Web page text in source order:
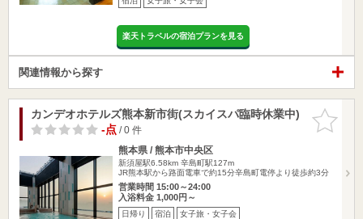
楽天トラベルの宿泊プランを見る
関連情報から探す
お気に入
りに追加
カンデオホテルズ熊本新市街(スカイスパ臨時休業中)
-点/ 0 件
熊本県 / 熊本市中央区
新須屋駅6.58km 辛島町駅127m
JR熊本駅から路面電車で約15分辛島町電停より徒歩約3分
営業時間 15:00～24:00
入浴料金 1,000円～
日帰り 宿泊 女子旅・女子会